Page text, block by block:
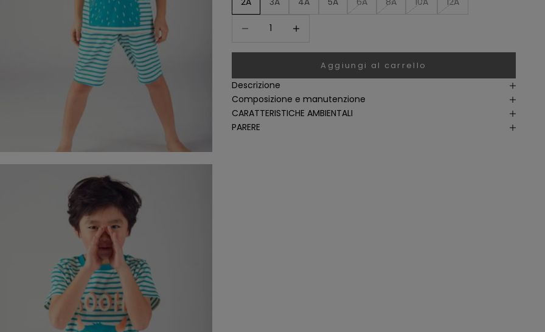
Diminuer la quantité
Aggiungi al carrello
Descrizione
Composizione e manutenzione
CARATTERISTICHE AMBIENTALI
PARERE